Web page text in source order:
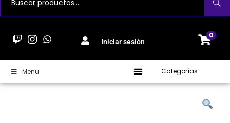
Buscar
Iniciar sesión
0
Menu Categorías